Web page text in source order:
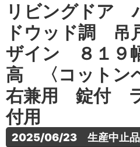
リビングドア
ドウッド調
ザイン ８１９
高 〈コットン
右兼用 錠付
付用
2025/06/23　生産中止品